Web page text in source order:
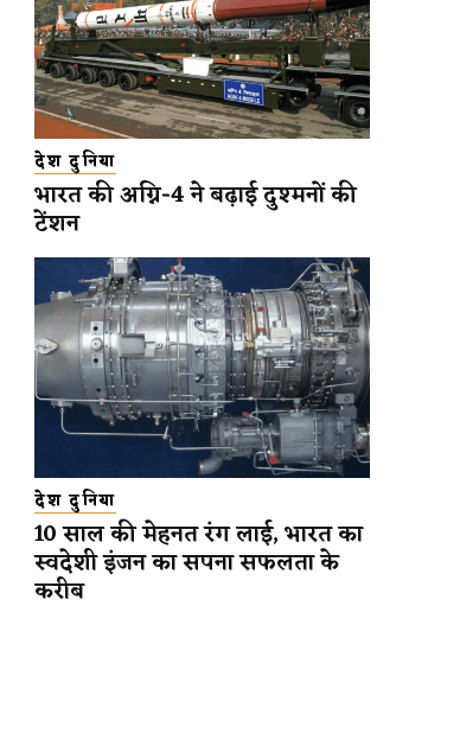
देश दुनिया
भारत की अग्नि-4 ने बढ़ाई दुश्मनों की
टेंशन
देश दुनिया
10 साल की मेहनत रंग लाई, भारत का
स्वदेशी इंजन का सपना सफलता के
करीब